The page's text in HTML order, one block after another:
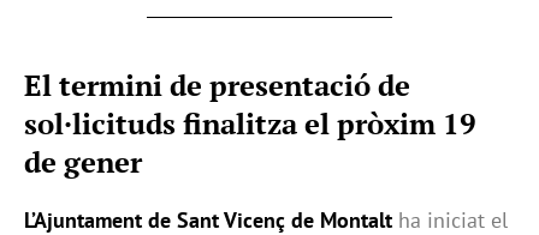
El termini de presentació de
sol·licituds finalitza el pròxim 19
de gener
L’Ajuntament de Sant Vicenç de Montalt ha iniciat el